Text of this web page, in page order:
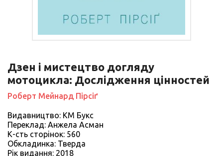
Дзен і мистецтво догляду
мотоцикла: Дослідження цінностей
Роберт Мейнард Пірсіґ
Видавництво: КМ Букс
Переклад: Анжела Асман
К-сть сторiнок: 560
Обкладинка: Тверда
Рiк видання: 2018